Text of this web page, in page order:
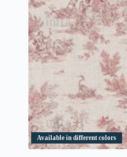
Available in different colors